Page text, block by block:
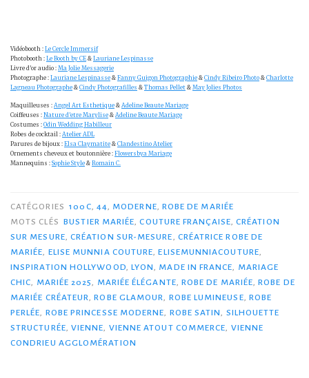
Vidéobooth : Le Cercle Immersif
Photobooth : Le Booth by CE& Lauriane Lespinasse
Livre d’or audio : Ma Jolie Messagerie
Photographe : Lauriane Lespinasse & Fanny Guigon Photographie & Cindy Ribeiro Photo & Charlotte
Lagneau Photographe & Cindy Photografilles & Thomas Pellet & May Jolies Photos
Maquilleuses : Angel Art Esthetique & Adeline Beaute Mariage
Coiffeuses : Nature d’etre Marylise & Adeline Beaute Mariage
Costumes : Odin Wedding Habilleur
Robes de cocktail : Atelier ADL
Parures de bijoux : Elsa Claymatite & Clandestino Atelier
Ornements cheveux et boutonnière : Flowersbya Mariage
Mannequins : Sophie Style & Romain C.
CATÉGORIES 100C 44 MODERNE ROBE DE MARIÉE
MOTS CLÉS BUSTIER MARIÉE ,COUTURE FRANÇAISE ,CRÉATION
SUR MESURE CRÉATION SUR-MESURE
CRÉATRICE ROBE DE
MARIÉE
ELISE MUNNIA COUTURE ,ELISEMUNNIACOUTURE
INSPIRATION HOLLYWOOD LYON MADE IN FRANCE
MARIAGE
CHIC
MARIÉE 2025 MARIÉE ÉLÉGANTE ROBE DE MARIÉE ,ROBE DE
MARIÉE CRÉATEUR
,ROBE GLAMOUR ROBE LUMINEUSE ROBE
PERLÉE
ROBE PRINCESSE MODERNE ROBE SATIN
SILHOUETTE
STRUCTURÉE VIENNE VIENNE ATOUT COMMERCE
VIENNE
CONDRIEU AGGLOMÉRATION